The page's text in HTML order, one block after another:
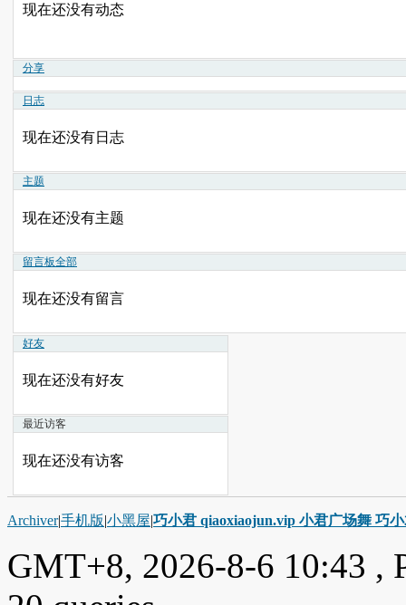
现在还没有动态
分享
日志
现在还没有日志
主题
现在还没有主题
留言板全部
现在还没有留言
好友
现在还没有好友
最近访客
现在还没有访客
Archiver|手机版|小黑屋|巧小君 qiaoxiaojun.vip 小君广场舞 巧
GMT+8, 2026-8-6 10:43 ,